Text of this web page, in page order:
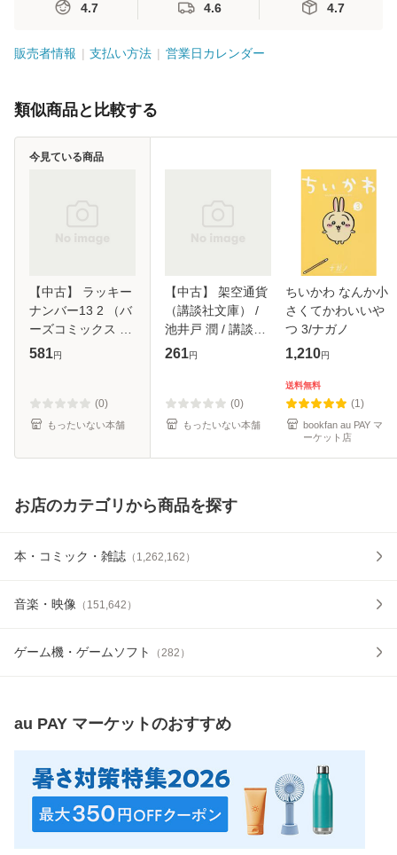
4.7 4.6 4.7
販売者情報 支払い方法 営業日カレンダー
類似商品と比較する
【中古】 ラッキー
ナンバー13 2 （バ
ーズコミックス ル
チルコレクショ
【メール便送料無
料】
581円
(0)
もったいない本舗
今見ている商品
【中古】 架空通貨
（講談社文庫） /
池井戸 潤 / 講談社
[文庫]【メール便送
261円
(0)
もったいない本舗
ちいかわ なんか小
さくてかわいいや
つ 3/ナガノ
1,210円
送料無料
(1)
bookfan au PAY マ
ーケット店
お店のカテゴリから商品を探す
本・コミック・雑誌 （ 1,262,162 ）
音楽・映像 （ 151,642 ）
ゲーム機・ゲームソフト （282 ）
au PAY マーケットのおすすめ